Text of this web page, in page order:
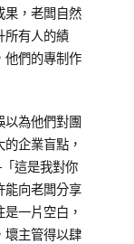
果，老闆自然
所有人的績
他們的專制作
以為他們對團
企業盲點，
這是我對你
能向老闆分享
一片空白，
壞主管得以肆